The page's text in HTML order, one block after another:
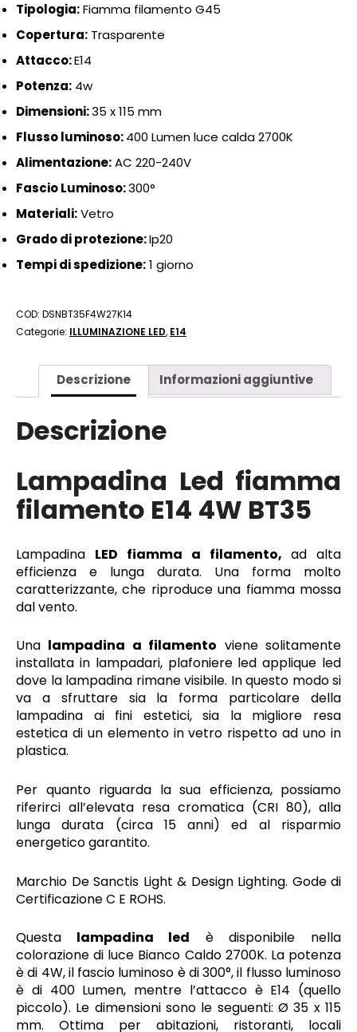
Tipologia:Fiamma filamento G45
Copertura: Trasparente
Attacco:E14
Potenza: 4w
Dimensioni:35 x 115 mm
Flusso luminoso:400 Lumen luce calda 2700K
Alimentazione:AC 220-240V
Fascio Luminoso:300°
Materiali:Vetro
Grado di protezione:Ip20
Tempi di spedizione:1 giorno
COD: DSNBT35F4W27K14
Categorie: ILLUMINAZIONE LED, E14
Descrizione Informazioni aggiuntive
Descrizione
Lampadina Led fiamma
filamento E14 4W BT35
Lampadina LED fiamma a filamento, ad alta
efficienza e lunga durata. Una forma molto
caratterizzante, che riproduce una fiamma mossa
dal vento.
Una lampadina a filamento viene solitamente
installata in lampadari, plafoniere led applique led
dove la lampadina rimane visibile. In questo modo si
va a sfruttare sia la forma particolare della
lampadina ai fini estetici, sia la migliore resa
estetica di un elemento in vetro rispetto ad uno in
plastica.
Per quanto riguarda la sua efficienza, possiamo
riferirci all’elevata resa cromatica (CRI 80), alla
lunga durata (circa 15 anni) ed al risparmio
energetico garantito.
Marchio De Sanctis Light & Design Lighting. Gode di
Certificazione C E ROHS.
Questa lampadina led è disponibile nella
colorazione di luce Bianco Caldo 2700K. La potenza
è di 4W, il fascio luminoso è di 300°, il flusso luminoso
è di 400 Lumen, mentre l’attacco è E14 (quello
piccolo). Le dimensioni sono le seguenti: Ø 35 x 115
mm. Ottima per abitazioni, ristoranti, locali